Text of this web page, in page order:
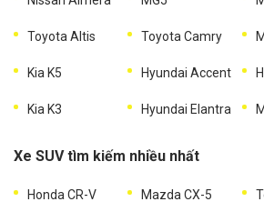
Toyota Altis Toyota Camry
Kia K5 Hyundai Accent
Kia K3 Hyundai Elantra
Xe SUV tìm kiếm nhiều nhất
Honda CR-V Mazda CX-5